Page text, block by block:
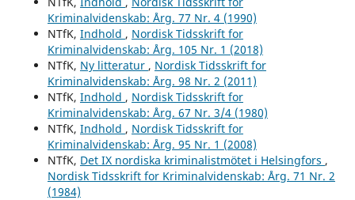
Kriminalvidenskab: Årg. 77 Nr. 4 (1990)
NTfK, Indhold , Nordisk Tidsskrift for
Kriminalvidenskab: Årg. 105 Nr. 1 (2018)
NTfK, Ny litteratur , Nordisk Tidsskrift for
Kriminalvidenskab: Årg. 98 Nr. 2 (2011)
NTfK, Indhold , Nordisk Tidsskrift for
Kriminalvidenskab: Årg. 67 Nr. 3/4 (1980)
NTfK, Indhold , Nordisk Tidsskrift for
Kriminalvidenskab: Årg. 95 Nr. 1 (2008)
NTfK, Det IX nordiska kriminalistmötet i Helsingfors ,
Nordisk Tidsskrift for Kriminalvidenskab: Årg. 71 Nr. 2
(1984)